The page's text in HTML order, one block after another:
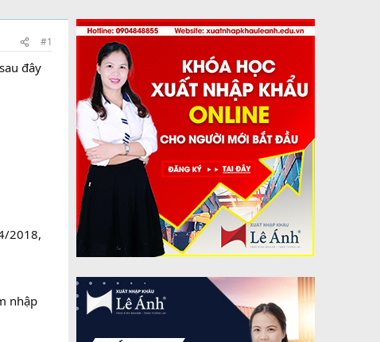
#1
đây
2018,
nhập